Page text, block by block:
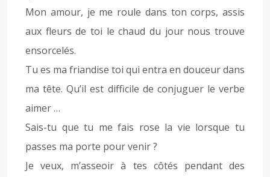
Mon amour, je me roule dans ton corps, assis
aux fleurs de toi le chaud du jour nous trouve
ensorcelés.
Tu es ma friandise toi qui entra en douceur dans
ma tête. Qu’il est difficile de conjuguer le verbe
aimer …
Sais-tu que tu me fais rose la vie lorsque tu
passes ma porte pour venir ?
Je veux, m’asseoir à tes côtés pendant des